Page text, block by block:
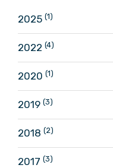
2025 (1)
2022 (4)
2020 (1)
2019 (3)
2018 (2)
2017 (3)